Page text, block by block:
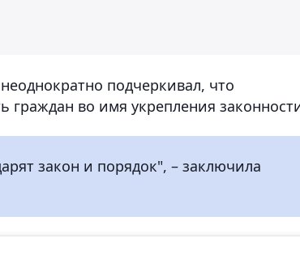
подчеркивал, что
граждан во имя укрепления
закон и порядок", – заключила